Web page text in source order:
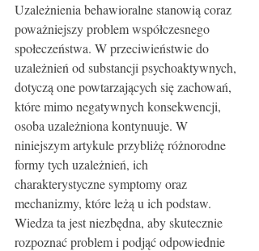
Uzależnienia behawioralne stanowią coraz
poważniejszy problem współczesnego
społeczeństwa. W przeciwieństwie do
uzależnień od substancji psychoaktywnych,
dotyczą one powtarzających się zachowań,
które mimo negatywnych konsekwencji,
osoba uzależniona kontynuuje. W
niniejszym artykule przybliżę różnorodne
formy tych uzależnień, ich
charakterystyczne symptomy oraz
mechanizmy, które leżą u ich podstaw.
Wiedza ta jest niezbędna, aby skutecznie
rozpoznać problem i podjąć odpowiednie